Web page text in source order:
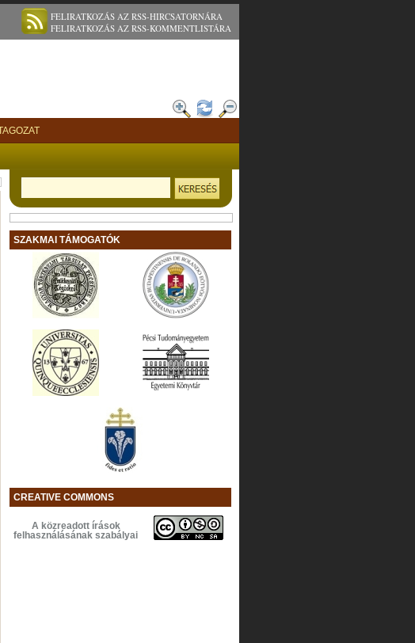
FELIRATKOZÁS AZ RSS-HIRCSATORNÁRA
FELIRATKOZÁS AZ RSS-KOMMENTLISTÁRA
SZAKMAI TÁMOGATÓK
CREATIVE COMMONS
A közreadott írások
felhasználásának szabályai